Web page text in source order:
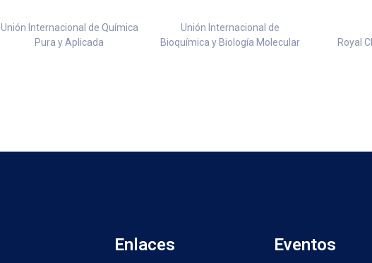
Unión Internacional de Química
Pura y Aplicada
Unión Internacional de
Bioquímica y Biología Molecular
Royal
Enlaces Eventos